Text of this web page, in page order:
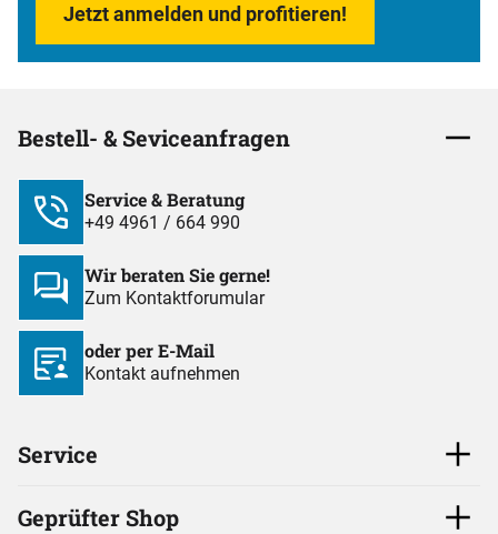
Jetzt anmelden und profitieren!
Bestell- & Seviceanfragen
Service & Beratung
+49 4961 / 664 990
Wir beraten Sie gerne!
Zum Kontaktforumular
oder per E-Mail
Kontakt aufnehmen
Service
Geprüfter Shop